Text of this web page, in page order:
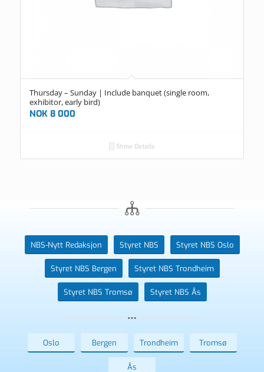
Thursday – Sunday | Include banquet (single room,
exhibitor, early bird)
NOK8 000
Show Details
NBS-Nytt Redaksjon Styret NBS Styret NBS Oslo
Styret NBS Bergen Styret NBS Trondheim
Styret NBS Tromsø Styret NBS Ås
Oslo Bergen Trondheim Tromsø
Ås